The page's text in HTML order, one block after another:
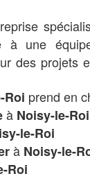
à une
des projets
Roi prend en
à Noisy-le-Roi
le-Roi
à Noisy-le-
Roi